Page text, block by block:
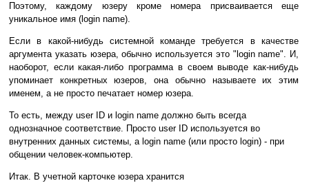
Поэтому, каждому юзеру кроме номера присваивается еще
уникальное имя (login name).
Если в какой-нибудь системной команде требуется в качестве
аргумента указать юзера, обычно используется это "login name". И,
наоборот, если какая-либо программа в своем выводе как-нибудь
упоминает конкретных юзеров, она обычно называете их этим
именем, а не просто печатает номер юзера.
То есть, между user ID и login name должно быть всегда
однозначное соответствие. Просто user ID используется во
внутренних данных системы, а login name (или просто login) - при
общении человек-компьютер.
Итак. В учетной карточке юзера хранится